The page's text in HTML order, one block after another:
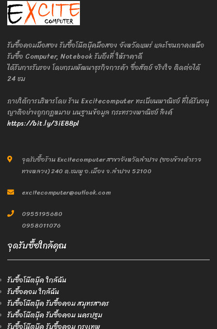
รับซื้อคอมมือสอง รับซื้อโน๊ตบุ๊คมือสอง จังหวัดแพร่ และโซนภาคเหนือ
รับซื้อ Computer, Notebook รับถึงที่ ให้ราคาดี
ได้รับการรับรอง โดยกรมพัฒนาธุรกิจการค้า ซื่อสัตย์ จริงใจ ติดต่อได้
24 ชม
ภายใต้การบริหารโดย ร้าน Excitecomputer ทะเบียนพาณิชย์ ที่ได้รับอนุ
ญาติอย่างถูกกฎหมาย บนฐานข้อมูล กระทรวงพาณิชย์ ลิงค์
https://bit.ly/3iE88pl
จุดรับซื้อร้าน Excitecomputer สาขาจังหวัดลำปาง (ซอยข้างตำรวจ
ทางหลวง) 240 ต.ชมพู อ.เมือง จ.ลำปาง 52100
excitecomputer@outlook.com
0955195680
0958011076
จุดรับซื้อใกล้คุณ
รับซื้อโน๊ตบุ๊ค ใกล้ฉัน
รับซื้อคอม ใกล้ฉัน
รับซื้อโน๊ตบุ๊ค รับซื้อคอม สมุทรสาคร
รับซื้อโน๊ตบุ๊ค รับซื้อคอม นครปฐม